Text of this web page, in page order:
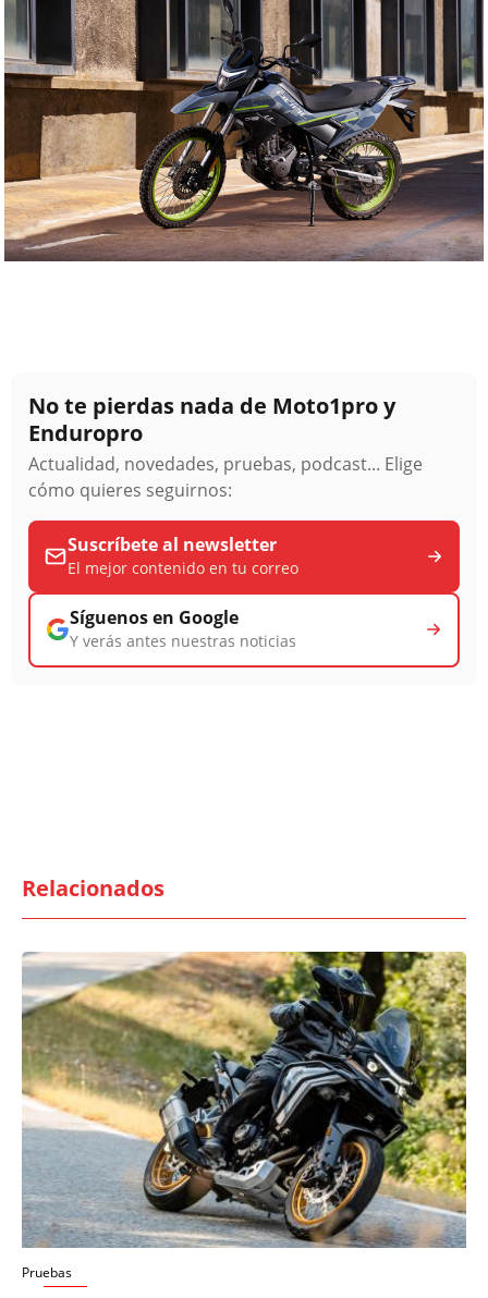
No te pierdas nada de Moto1pro y
Enduropro
Actualidad, novedades, pruebas, podcast... Elige
cómo quieres seguirnos:
Suscríbete al newsletter
El mejor contenido en tu correo
Síguenos en Google
Y verás antes nuestras noticias
Relacionados
Pruebas